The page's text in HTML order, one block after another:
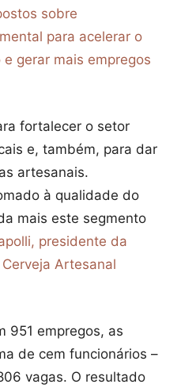
sobre
para acelerar o
gerar mais empregos
fortalecer o setor
e, também, para dar
artesanais.
à qualidade do
mais este segmento
presidente da
Artesanal
951 empregos, as
de cem funcionários –
vagas. O resultado